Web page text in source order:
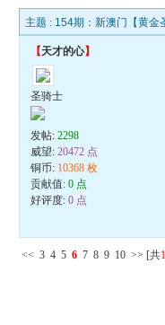
主题 : 154期：新澳门【黄金
【天才的心】
圣骑士
发帖:2298
威望:20472 点
铜币: 10368 枚
贡献值:0 点
好评度:0 点
<< 3 4 5 6 7 8 9 10 >> [共